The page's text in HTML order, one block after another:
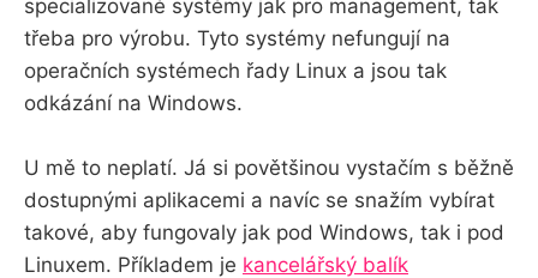
specializované systémy jak pro management, tak
třeba pro výrobu. Tyto systémy nefungují na
operačních systémech řady Linux a jsou tak
odkázání na Windows.
U mě to neplatí. Já si povětšinou vystačím s běžně
dostupnými aplikacemi a navíc se snažím vybírat
takové, aby fungovaly jak pod Windows, tak i pod
Linuxem. Příkladem je kancelářský balík